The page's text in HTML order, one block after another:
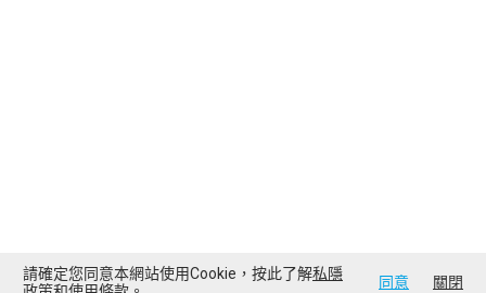
請確定您同意本網站使用Cookie，按此了解私隱
同意 關閉